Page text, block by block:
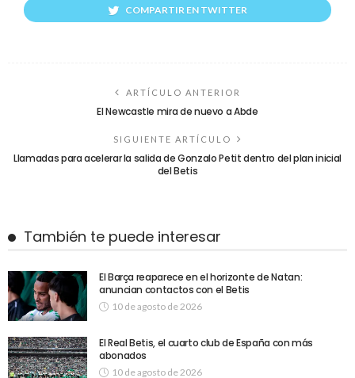
COMPARTIR EN TWITTER
ARTÍCULO ANTERIOR
El Newcastle mira de nuevo a Abde
SIGUIENTE ARTÍCULO
Llamadas para acelerar la salida de Gonzalo Petit dentro del plan inicial
del Betis
También te puede interesar
El Barça reaparece en el horizonte de Natan:
anuncian contactos con el Betis
10 de agosto de 2026
El Real Betis, el cuarto club de España con más
abonados
10 de agosto de 2026